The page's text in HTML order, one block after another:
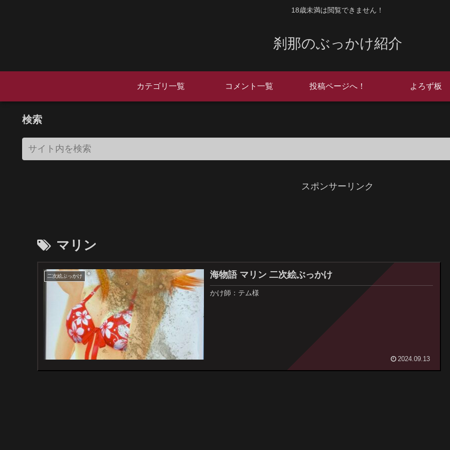
18歳未満は閲覧できません！
刹那のぶっかけ紹介
カテゴリ一覧 コメント一覧 投稿ページへ！ よろず板
検索
スポンサーリンク
マリン
二次絵ぶっかけ 海物語 マリン 二次絵ぶっかけ
かけ師：テム様
2024.09.13